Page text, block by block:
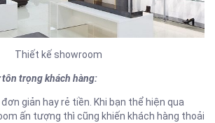
Thiết kế showroom
tôn trọng khách hàng:
giản hay rẻ tiền. Khi bạn thể hiện qua
ấn tượng thì cũng khiến khách hàng thoải